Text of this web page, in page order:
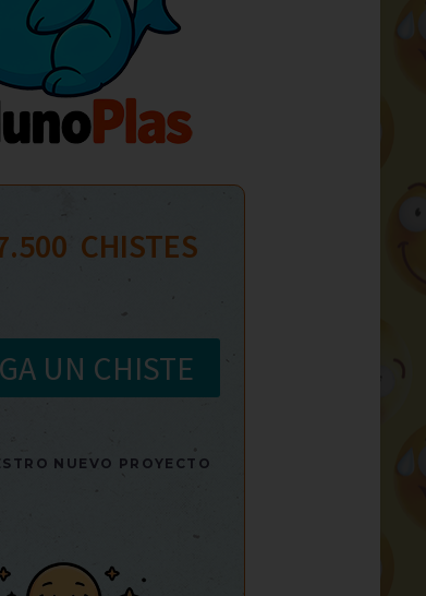
  CHISTES
UN CHISTE
NUEVO PROYECTO